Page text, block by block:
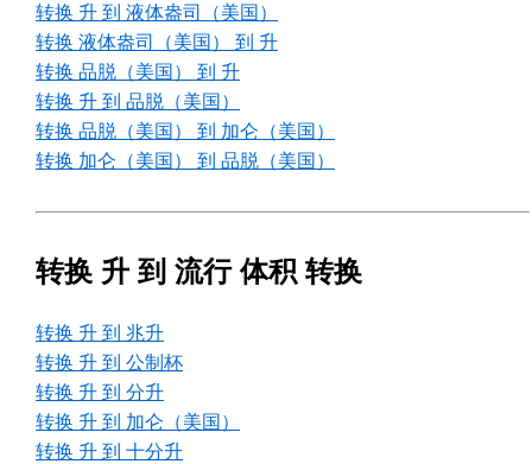
转换 升 到 液体盎司（美国）
转换 液体盎司（美国） 到 升
转换 品脱（美国） 到 升
转换 升 到 品脱（美国）
转换 品脱（美国） 到 加仑（美国）
转换 加仑（美国） 到 品脱（美国）
转换 升 到 流行 体积 转换
转换 升 到 兆升
转换 升 到 公制杯
转换 升 到 分升
转换 升 到 加仑（美国）
转换 升 到 十分升